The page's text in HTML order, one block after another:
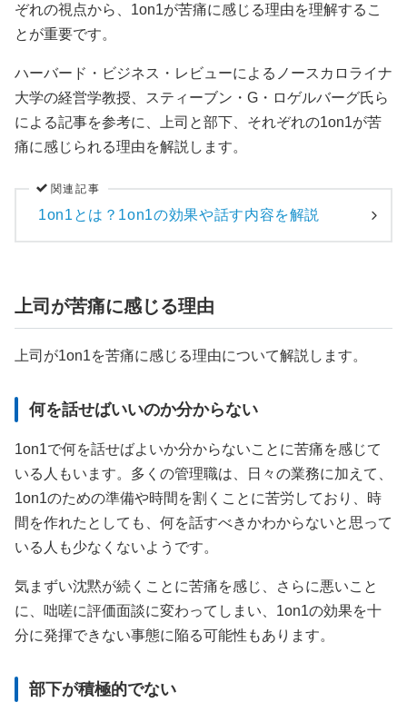
ぞれの視点から、1on1が苦痛に感じる理由を理解するこ
とが重要です。
ハーバード・ビジネス・レビューによるノースカロライナ
大学の経営学教授、スティーブン・G・ロゲルバーグ氏ら
による記事を参考に、上司と部下、それぞれの1on1が苦
痛に感じられる理由を解説します。
関連記事
1on1とは？1on1の効果や話す内容を解説
上司が苦痛に感じる理由
上司が1on1を苦痛に感じる理由について解説します。
何を話せばいいのか分からない
1on1で何を話せばよいか分からないことに苦痛を感じて
いる人もいます。多くの管理職は、日々の業務に加えて、
1on1のための準備や時間を割くことに苦労しており、時
間を作れたとしても、何を話すべきかわからないと思って
いる人も少なくないようです。
気まずい沈黙が続くことに苦痛を感じ、さらに悪いこと
に、咄嗟に評価面談に変わってしまい、1on1の効果を十
分に発揮できない事態に陥る可能性もあります。
部下が積極的でない